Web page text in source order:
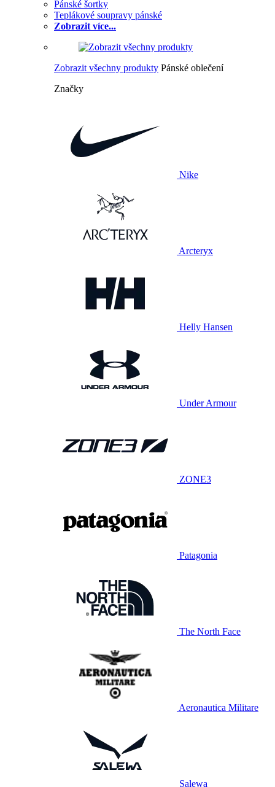
Pánské šortky
Teplákové soupravy pánské
Zobrazit více...
Zobrazit všechny produkty Pánské oblečení
Značky
Nike
Arcteryx
Helly Hansen
Under Armour
ZONE3
Patagonia
The North Face
Aeronautica Militare
Salewa